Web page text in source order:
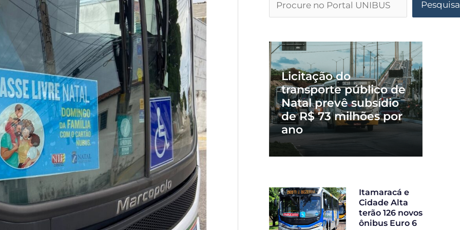
Licitação do
transporte público de
Natal prevê subsídio
de R$ 73 milhões por
ano
Itamaracá e
Cidade Alta
terão 126 novos
ônibus Euro 6